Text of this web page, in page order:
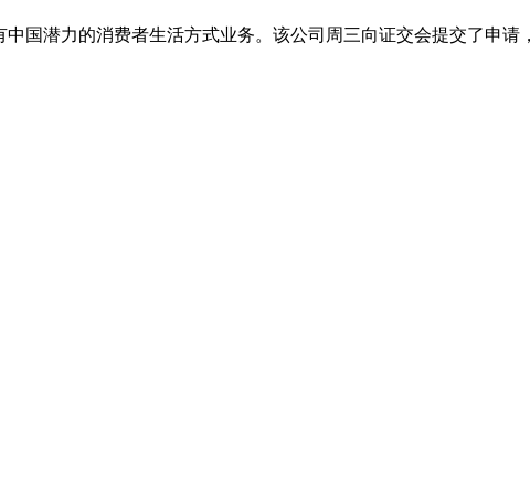
中国潜力的消费者生活方式业务。该公司周三向证交会提交了申